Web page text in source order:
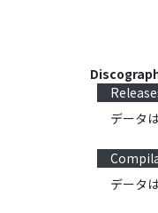
データ
データ